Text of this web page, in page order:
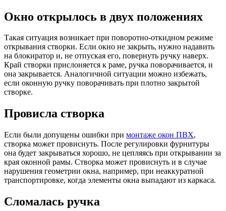
Окно открылось в двух положениях
Такая ситуация возникает при поворотно-откидном режиме
открывания створки. Если окно не закрыть, нужно надавить
на блокиратор и, не отпуская его, повернуть ручку наверх.
Край створки прислоняется к раме, ручка поворачивается, и
она закрывается. Аналогичной ситуации можно избежать,
если оконную ручку поворачивать при плотно закрытой
створке.
Провисла створка
Если были допущены ошибки при монтаже окон ПВХ,
створка может провиснуть. После регулировки фурнитуры
она будет закрываться хорошо, не цепляясь при открывании за
края оконной рамы. Створка может провиснуть и в случае
нарушения геометрии окна, например, при неаккуратной
транспортировке, когда элементы окна выпадают из каркаса.
Сломалась ручка